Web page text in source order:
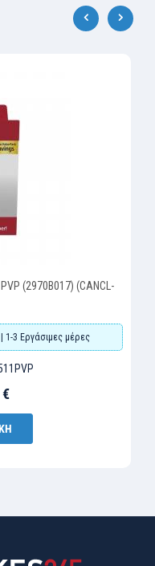
(2970B017) (CANCL-
3 Εργάσιμες μέρες